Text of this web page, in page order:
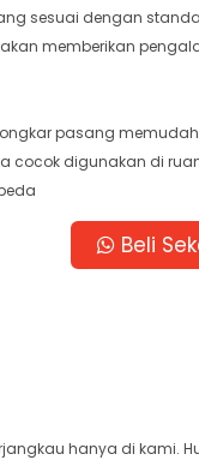
sesuai dengan
akan memberikan
pasang
cocok digunakan di
Beli
hanya di kami.